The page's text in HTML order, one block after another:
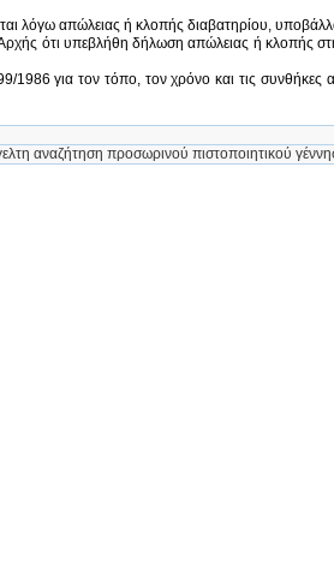
λόγω απώλειας ή κλοπής διαβατηρίου,
ότι υπεβλήθη δήλωση απώλειας ή κλοπής
για τον τόπο, τον χρόνο και τις συνθήκες
αναζήτηση προσωρινού πιστοποιητικού